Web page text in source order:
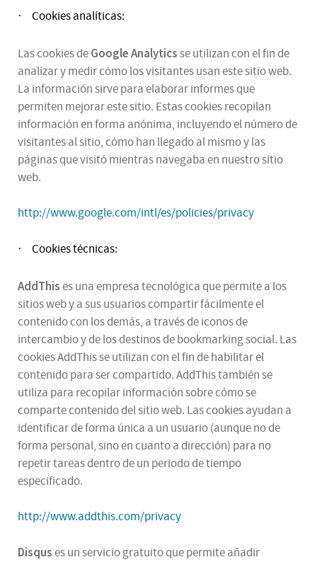
· Cookies analíticas:
Las cookies deGoogle Analyticsse utilizan con el fin de
analizar y medir cómo los visitantes usan este sitio web.
La información sirve para elaborar informes que
permiten mejorar este sitio. Estas cookies recopilan
información en forma anónima, incluyendo el número de
visitantes al sitio, cómo han llegado al mismo y las
páginas que visitó mientras navegaba en nuestro sitio
web.
http://www.google.com/intl/es/policies/privacy
· Cookies técnicas:
AddThises una empresa tecnológica que permite a los
sitios web y a sus usuarios compartir fácilmente el
contenido con los demás, a través de iconos de
intercambio y de los destinos de bookmarking social. Las
cookies AddThis se utilizan con el fin de habilitar el
contenido para ser compartido. AddThis también se
utiliza para recopilar información sobre cómo se
comparte contenido del sitio web. Las cookies ayudan a
identificar de forma única a un usuario (aunque no de
forma personal, sino en cuanto a dirección) para no
repetir tareas dentro de un periodo de tiempo
especificado.
http://www.addthis.com/privacy
Disquses un servicio gratuito que permite añadir